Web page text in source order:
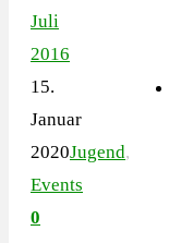
Juli
2016
15.
Januar
2020Jugend,
Events
0